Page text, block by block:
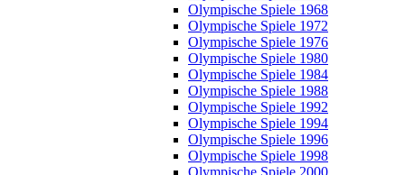
Olympische Spiele 1968
Olympische Spiele 1972
Olympische Spiele 1976
Olympische Spiele 1980
Olympische Spiele 1984
Olympische Spiele 1988
Olympische Spiele 1992
Olympische Spiele 1994
Olympische Spiele 1996
Olympische Spiele 1998
Olympische Spiele 2000